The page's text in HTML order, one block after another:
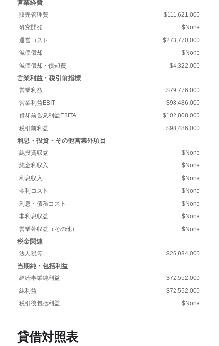
営業経費
販売管理費
$111,621,000
研究開発
$None
運営コスト
$273,770,000
減価償却
$None
減価償却・償却費
$4,322,000
営業利益・税引前指標
営業利益
$79,776,000
営業利益EBIT
$98,486,000
償却前営業利益EBITA
$102,808,000
税引前利益
$98,486,000
利息・投資・その他営業外項目
純投資収益
$None
純金利収入
$None
利息収入
$None
金利コスト
$None
利息・債務コスト
$None
非利息収益
$None
営業外収益（その他）
$None
税金関連
法人税等 $25,934,000
当期純・包括利益
継続事業純利益
$72,552,000
純利益
$72,552,000
税引後包括利益
$None
貸借対照表